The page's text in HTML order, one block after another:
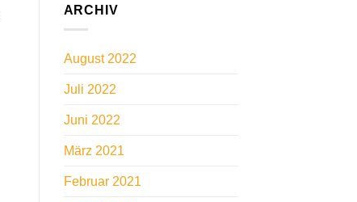
ARCHIV
August 2022
Juli 2022
Juni 2022
März 2021
Februar 2021